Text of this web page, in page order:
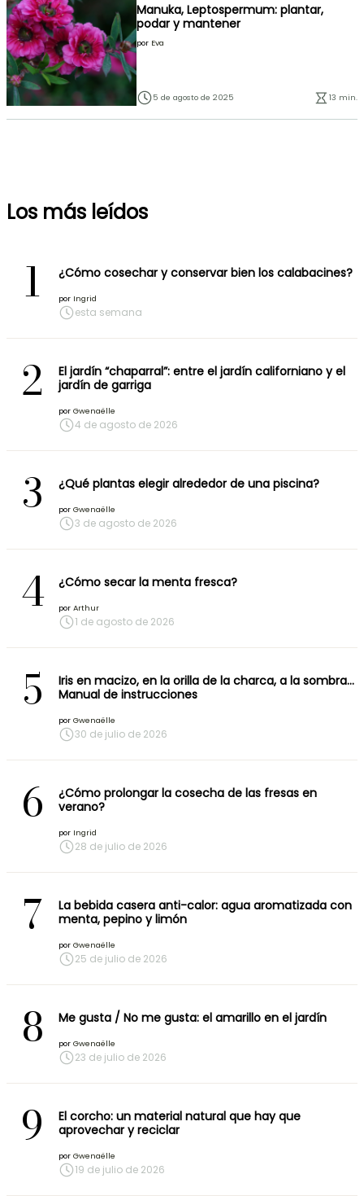
Manuka, Leptospermum: plantar,
podar y mantener
por Eva
5 de agosto de 2025 13 min.
Los más leídos
1 ¿Cómo cosechar y conservar bien los calabacines?
por Ingrid
esta semana
2
El jardín “chaparral”: entre el jardín californiano y el
jardín de garriga
por Gwenaëlle
4 de agosto de 2026
3 ¿Qué plantas elegir alrededor de una piscina?
por Gwenaëlle
3 de agosto de 2026
4 ¿Cómo secar la menta fresca?
por Arthur
1 de agosto de 2026
5
Iris en macizo, en la orilla de la charca, a la sombra…
Manual de instrucciones
por Gwenaëlle
30 de julio de 2026
6
¿Cómo prolongar la cosecha de las fresas en
verano?
por Ingrid
28 de julio de 2026
7
La bebida casera anti-calor: agua aromatizada con
menta, pepino y limón
por Gwenaëlle
25 de julio de 2026
8 Me gusta / No me gusta: el amarillo en el jardín
por Gwenaëlle
23 de julio de 2026
9
El corcho: un material natural que hay que
aprovechar y reciclar
por Gwenaëlle
19 de julio de 2026